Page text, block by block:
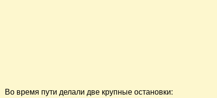
Во время пути делали две крупные остановки: